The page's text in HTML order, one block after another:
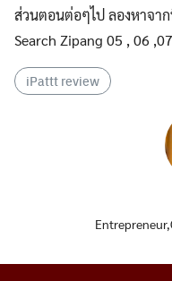
ส่วนตอนต่อๆไป ลองหาจา
Search Zipang 05 , 06
iPattt review